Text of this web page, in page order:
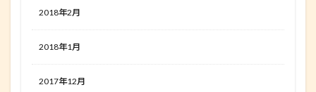
2018年2月
2018年1月
2017年12月